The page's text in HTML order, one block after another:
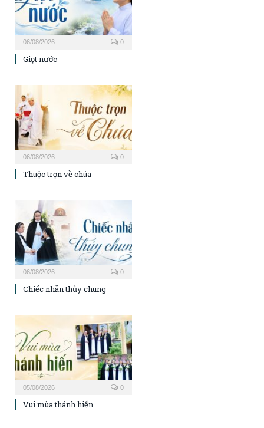
06/08/2026 0
Giọt nước
06/08/2026 0
Thuộc trọn về chúa
06/08/2026 0
Chiếc nhẫn thủy chung
05/08/2026 0
Vui mùa thánh hiến